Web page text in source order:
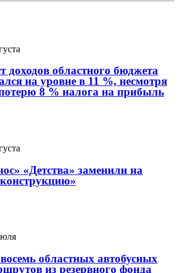
доходов областного бюджета
на уровне в 11 %, несмотря
8 % налога на прибыль
«Детства» заменили на
областных автобусных
из резервного фонда